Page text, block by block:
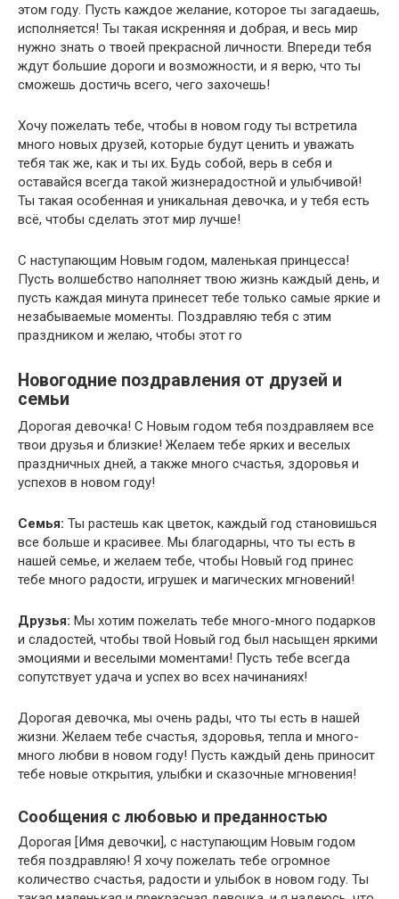
этом году. Пусть каждое желание, которое ты загадаешь,
исполняется! Ты такая искренняя и добрая, и весь мир
нужно знать о твоей прекрасной личности. Впереди тебя
ждут большие дороги и возможности, и я верю, что ты
сможешь достичь всего, чего захочешь!
Хочу пожелать тебе, чтобы в новом году ты встретила
много новых друзей, которые будут ценить и уважать
тебя так же, как и ты их. Будь собой, верь в себя и
оставайся всегда такой жизнерадостной и улыбчивой!
Ты такая особенная и уникальная девочка, и у тебя есть
всё, чтобы сделать этот мир лучше!
С наступающим Новым годом, маленькая принцесса!
Пусть волшебство наполняет твою жизнь каждый день, и
пусть каждая минута принесет тебе только самые яркие и
незабываемые моменты. Поздравляю тебя с этим
праздником и желаю, чтобы этот го
Новогодние поздравления от друзей и
семьи
Дорогая девочка! С Новым годом тебя поздравляем все
твои друзья и близкие! Желаем тебе ярких и веселых
праздничных дней, а также много счастья, здоровья и
успехов в новом году!
Семья: Ты растешь как цветок, каждый год становишься
все больше и красивее. Мы благодарны, что ты есть в
нашей семье, и желаем тебе, чтобы Новый год принес
тебе много радости, игрушек и магических мгновений!
Друзья: Мы хотим пожелать тебе много-много подарков
и сладостей, чтобы твой Новый год был насыщен яркими
эмоциями и веселыми моментами! Пусть тебе всегда
сопутствует удача и успех во всех начинаниях!
Дорогая девочка, мы очень рады, что ты есть в нашей
жизни. Желаем тебе счастья, здоровья, тепла и много-
много любви в новом году! Пусть каждый день приносит
тебе новые открытия, улыбки и сказочные мгновения!
Сообщения с любовью и преданностью
Дорогая [Имя девочки], с наступающим Новым годом
тебя поздравляю! Я хочу пожелать тебе огромное
количество счастья, радости и улыбок в новом году. Ты